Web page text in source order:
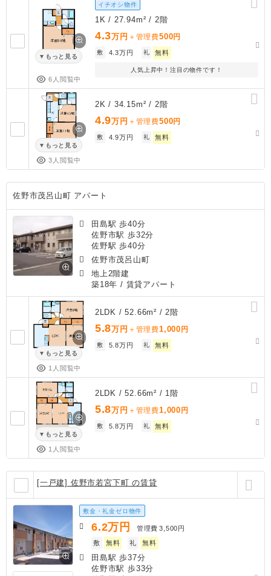
もっと見る
6人閲覧中
イチオシ物件
1K / 27.94m² / 2階
4.3万円 ＋管理費500円
敷 4.3万円 礼 無料
人気上昇中！注目の物件です！
もっと見る
3人閲覧中
2K / 34.15m² / 2階
4.9万円 ＋管理費500円
敷 4.9万円 礼 無料
佐野市茂呂山町 アパート
田島駅 歩40分
佐野市駅 歩32分
佐野駅 歩40分
佐野市茂呂山町
地上2階建
築18年 / 賃貸アパート
もっと見る
1人閲覧中
2LDK / 52.66m² / 2階
5.8万円 ＋管理費1,000 円
敷 5.8万円 礼 無料
もっと見る
1人閲覧中
2LDK / 52.66m² / 1階
5.8万円 ＋管理費1,000 円
敷 5.8万円 礼 無料
[一戸建] 佐野市若宮下町 の賃貸
敷金・礼金ゼロ物件
6.2万円 管理費 3,500円
敷
無料 礼 無料
田島駅 歩37分
佐野市駅 歩33分